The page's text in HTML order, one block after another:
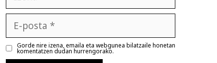
posta
Gorde nire izena, emaila eta webgunea bilatzaile honetan
komentatzen dudan hurrengorako.